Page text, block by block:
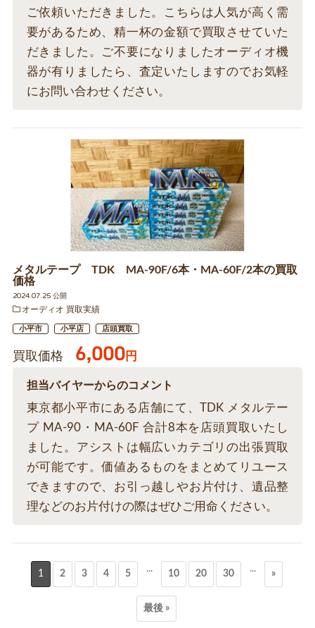
ご依頼いただきました。こちらは人気が高く需
要があるため、精一杯の金額で買取させていた
だきました。ご不要になりましたオーディオ機
器が有りましたら、査定いたしますのでお気軽
にお問い合わせください。
メタルテープ TDK MA-90F/6本・MA-60F/2本の買取
価格
2024.07.25 公開
オーディオ 買取実績
小平市 小平店 店頭買取
買取価格 6,000円
担当バイヤーからのコメント
東京都小平市にある店舗にて、TDK メタルテー
プ MA-90・MA-60F 合計8本を店頭買取いたし
ました。アシストは幅広いカテゴリの出張買取
が可能です。価値あるものをまとめてリユース
できますので、お引っ越しやお片付け、遺品整
理などのお片付けの際はぜひご用命ください。
1 2 3 4 5 ... 10 20 30 ... »
最後 »